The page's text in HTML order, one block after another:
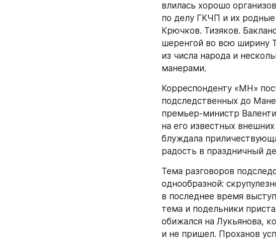
влилась хорошо
по делу ГКЧП и их
Крючков. Тизяков.
шеренгой во всю ширину
из числа народа и
манерами.
Корреспонденту «МН»
подследственных до
премьер-министр
на его известных
блуждала
радость в праздничный
Тема разговоров
однообразной:
в последнее время
тема и подельники
обижался на Лукьянова,
и не пришел. Проханов